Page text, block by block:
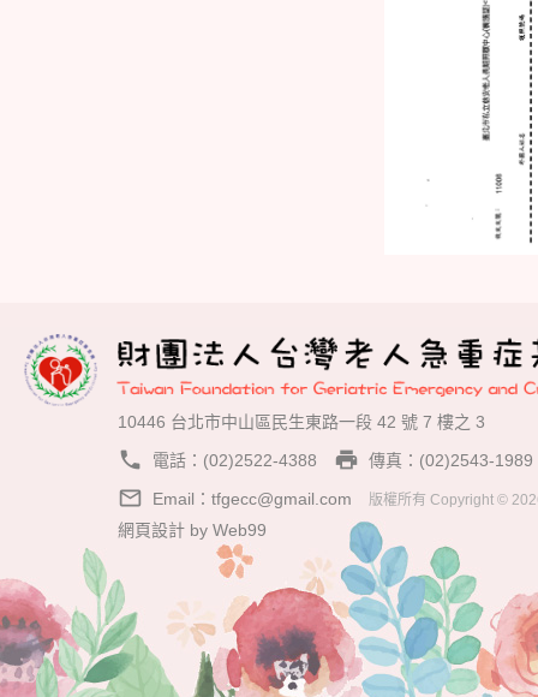
10446 台北市中山區民生東路一段 42 號 7 樓之 3
phone 電話：(02)2522-4388 local_printshop 傳真：(02)2543-1989
mail_outline Email： tfgecc@gmail.com 版權所有 Copyright ©
網頁設計 by Web99